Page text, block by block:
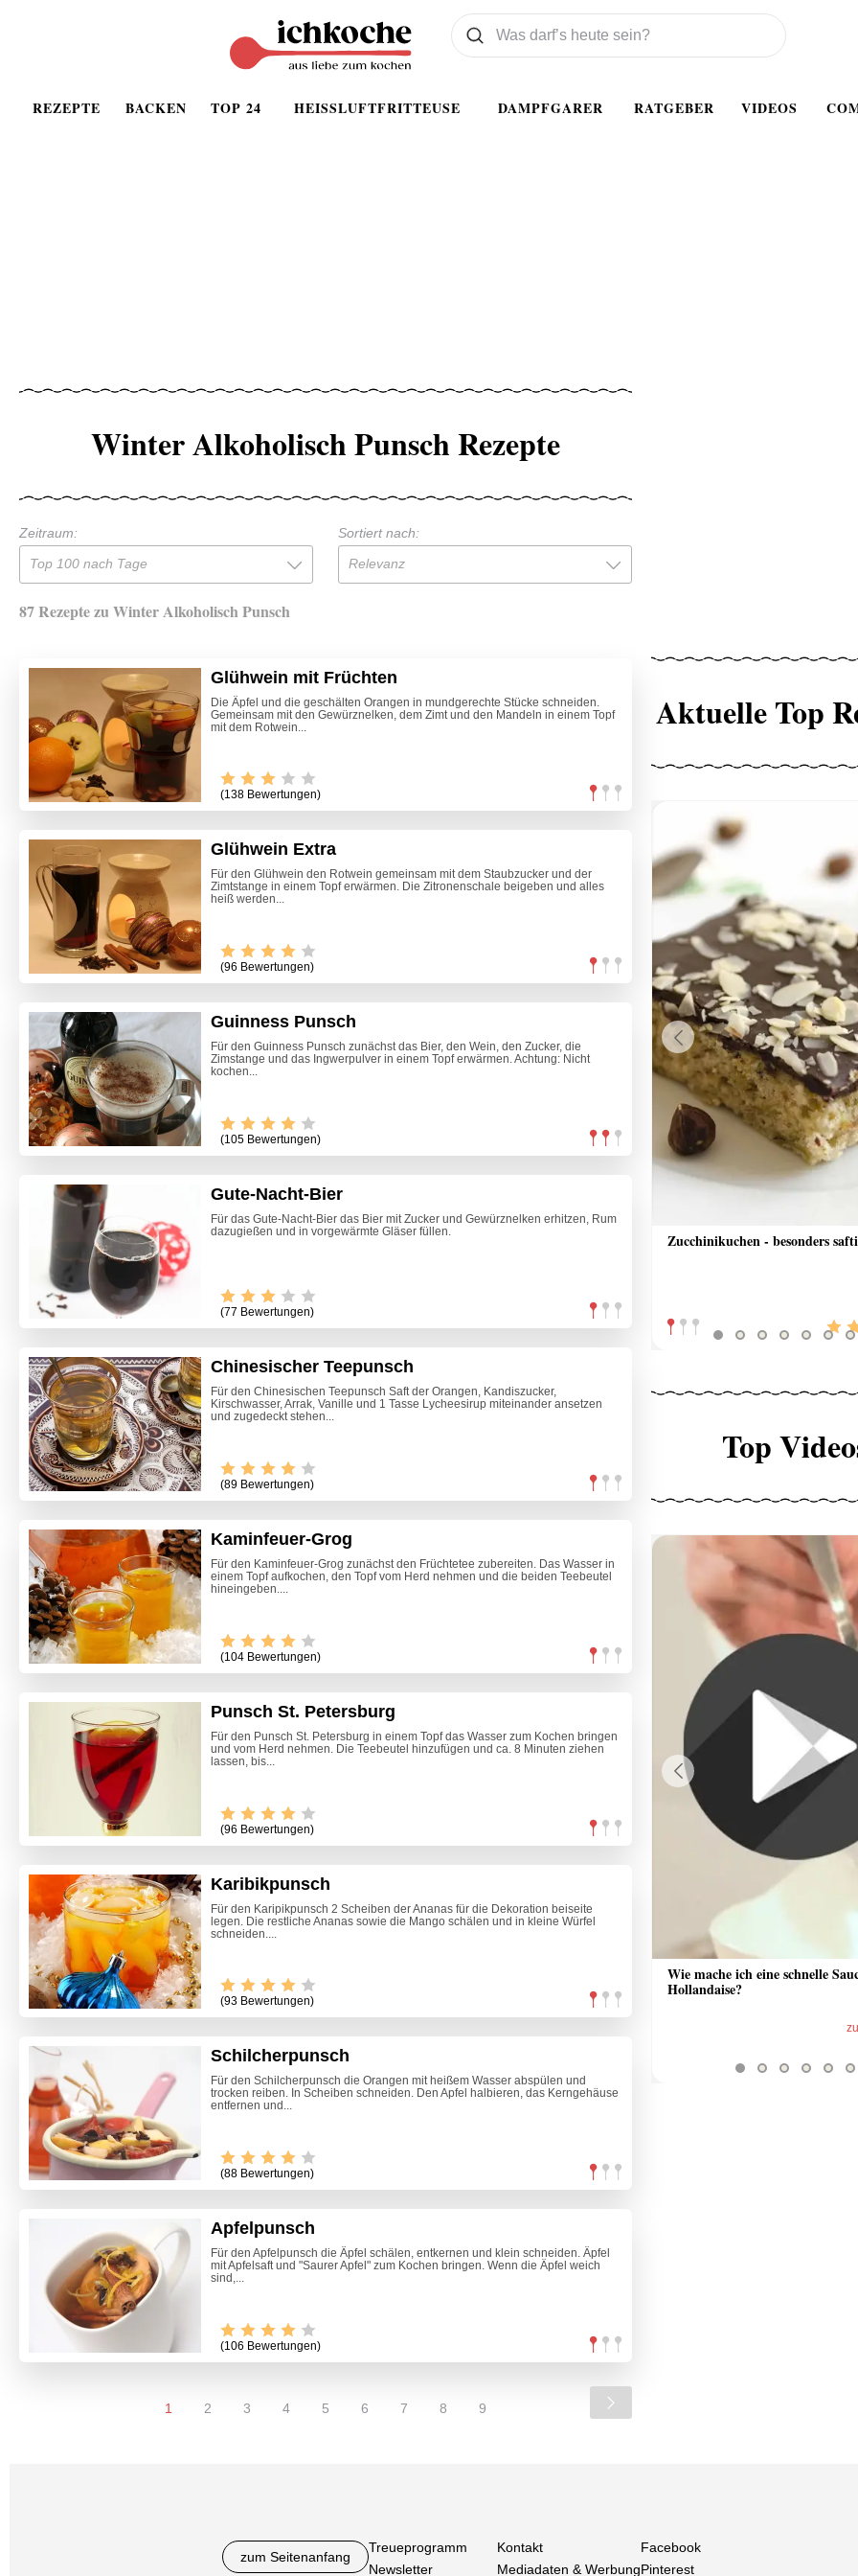
REZEPTE BACKEN TOP 24 HEISSLUFTFRITTEUSE DAMPFGARER RATGEBER VIDEOS
Was wollen Sie suchen
Suchen
Winter Alkoholisch Punsch Rezepte
Zeitraum:
Top 100 nach Tage
Sortiert nach:
Relevanz
87 Rezepte zu Winter Alkoholisch Punsch
Glühwein mit Früchten
Die Äpfel und die geschälten Orangen in mundgerechte Stücke schneiden.
Gemeinsam mit den Gewürznelken, dem Zimt und den Mandeln in einem Topf
mit dem Rotwein...
(138 Bewertungen)
Glühwein Extra
Für den Glühwein den Rotwein gemeinsam mit dem Staubzucker und der
Zimtstange in einem Topf erwärmen. Die Zitronenschale beigeben und alles
heiß werden...
(96 Bewertungen)
Guinness Punsch
Für den Guinness Punsch zunächst das Bier, den Wein, den Zucker, die
Zimstange und das Ingwerpulver in einem Topf erwärmen. Achtung: Nicht
kochen...
(105 Bewertungen)
Gute-Nacht-Bier
Für das Gute-Nacht-Bier das Bier mit Zucker und Gewürznelken erhitzen, Rum
dazugießen und in vorgewärmte Gläser füllen.
(77 Bewertungen)
Chinesischer Teepunsch
Für den Chinesischen Teepunsch Saft der Orangen, Kandiszucker,
Kirschwasser, Arrak, Vanille und 1 Tasse Lycheesirup miteinander ansetzen
und zugedeckt stehen...
(89 Bewertungen)
Kaminfeuer-Grog
Für den Kaminfeuer-Grog zunächst den Früchtetee zubereiten. Das Wasser in
einem Topf aufkochen, den Topf vom Herd nehmen und die beiden Teebeutel
hineingeben....
(104 Bewertungen)
Punsch St. Petersburg
Für den Punsch St. Petersburg in einem Topf das Wasser zum Kochen bringen
und vom Herd nehmen. Die Teebeutel hinzufügen und ca. 8 Minuten ziehen
lassen, bis...
(96 Bewertungen)
Karibikpunsch
Für den Karipikpunsch 2 Scheiben der Ananas für die Dekoration beiseite
legen. Die restliche Ananas sowie die Mango schälen und in kleine Würfel
schneiden....
(93 Bewertungen)
Schilcherpunsch
Für den Schilcherpunsch die Orangen mit heißem Wasser abspülen und
trocken reiben. In Scheiben schneiden. Den Apfel halbieren, das Kerngehäuse
entfernen und...
(88 Bewertungen)
Apfelpunsch
Für den Apfelpunsch die Äpfel schälen, entkernen und klein schneiden. Äpfel
mit Apfelsaft und "Saurer Apfel" zum Kochen bringen. Wenn die Äpfel weich
sind,...
(106 Bewertungen)
1 2 3 4 5 6 7 8 9
Aktuelle Top
Zucchinikuchen - besonders
Himmlische Bananenschnitten
Previous
Top
Wie mache ich eine schnelle
Hollandaise?
Previous
zum Seitenanfang
Treueprogramm
Newsletter
Kontakt
Mediadaten & Werbung
Facebook
Pinterest